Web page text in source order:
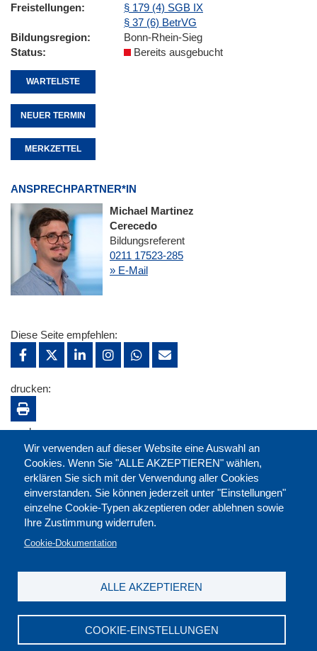
Freistellungen
§ 179 (4) SGB IX
§ 37 (6) BetrVG
Bildungsregion
Bonn-Rhein-Sieg
Status
Bereits ausgebucht
WARTELISTE
NEUER TERMIN
MERKZETTEL
ANSPRECHPARTNER*IN
Michael Martinez
Cerecedo
Bildungsreferent
0211 17523-285
» E-Mail
Wir verwenden auf dieser Website eine Auswahl an
Cookies. Wenn Sie "ALLE AKZEPTIEREN" wählen,
erklären Sie sich mit der Verwendung aller Cookies
einverstanden. Sie können jederzeit unter "Einstellungen"
einzelne Cookie-Typen akzeptieren oder ablehnen sowie
Ihre Zustimmung widerrufen.
Cookie-Dokumentation
COOKIE-EINSTELLUNGEN
ALLE AKZEPTIEREN
Diese Seite empfehlen:
drucken:
merken:
DGB-Bildungswerk NRW e.V. © 2026